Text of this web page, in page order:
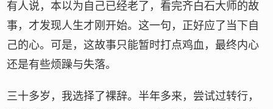
有人说，本以为自己已经老了，看完齐白石大师的故
事，才发现人生才刚开始。这一句，正好应了当下自
己的心。可是，这故事只能暂时打点鸡血，最终内心
还是有些烦躁与失落。
三十多岁，我选择了裸辞。半年多来，尝试过转行，